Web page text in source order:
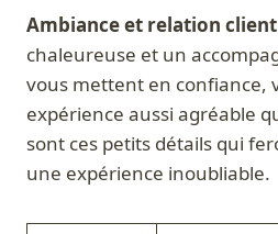
Ambiance et relation client
chaleureuse et un
vous mettent en confiance,
expérience aussi agréable
sont ces petits détails qui
une expérience inoubliable.